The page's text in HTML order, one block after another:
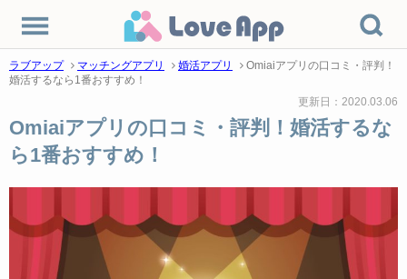
ラブアップ マッチングアプリ 婚活アプリ
Omiaiアプリの口コミ・評判！
婚活するなら1番おすすめ！
更新日：2020.03.06
Omiaiアプリの口コミ・評判！婚活するな
ら1番おすすめ！